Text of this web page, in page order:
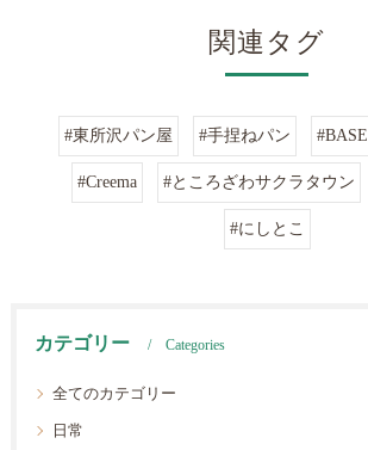
関連タグ
#東所沢パン屋 #手捏ねパン #BASE
#Creema #ところざわサクラタウン
#にしとこ
カテゴリー Categories
全てのカテゴリー
日常